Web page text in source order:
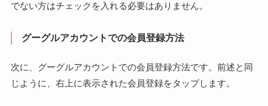
でない方はチェックを入れる必要はありません。
グーグルアカウントでの会員登録方法
次に、グーグルアカウントでの会員登録方法です。前述と同
じように、右上に表示された会員登録をタップします。